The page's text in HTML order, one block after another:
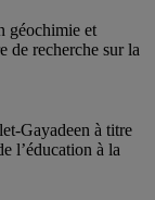
géochimie et
de recherche sur la
Gayadeen à titre
l’éducation à la